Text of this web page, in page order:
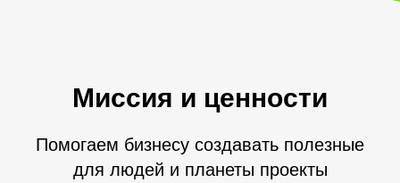
Миссия и ценности
Помогаем бизнесу создавать полезные
для людей и планеты проекты